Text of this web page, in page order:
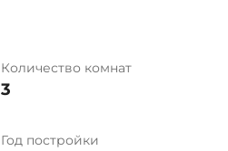
Количество комнат
3
Год постройки